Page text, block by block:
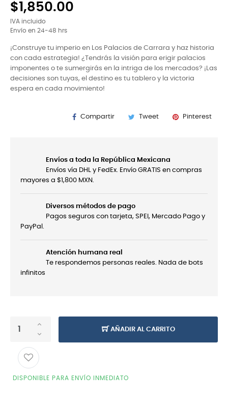
$1,850.00
IVA incluido
Envío en 24-48 hrs
¡Construye tu imperio en Los Palacios de Carrara y haz historia
con cada estrategia! ¿Tendrás la visión para erigir palacios
imponentes o te sumergirás en la intriga de los mercados? ¡Las
decisiones son tuyas, el destino es tu tablero y la victoria
espera en cada movimiento!
Compartir Tweet Pinterest
Envíos a toda la República Mexicana
Envíos vía DHL y FedEx. Envío GRATIS en compras
mayores a $1,800 MXN.
Diversos métodos de pago
Pagos seguros con tarjeta, SPEI, Mercado Pago y
PayPal.
Atención humana real
Te respondemos personas reales. Nada de bots
infinitos
AÑADIR AL CARRITO
DISPONIBLE PARA ENVÍO INMEDIATO